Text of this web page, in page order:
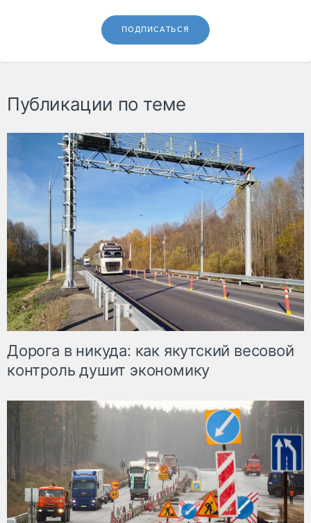
ПОДПИСАТЬСЯ
Публикации по теме
Дорога в никуда: как якутский весовой
контроль душит экономику